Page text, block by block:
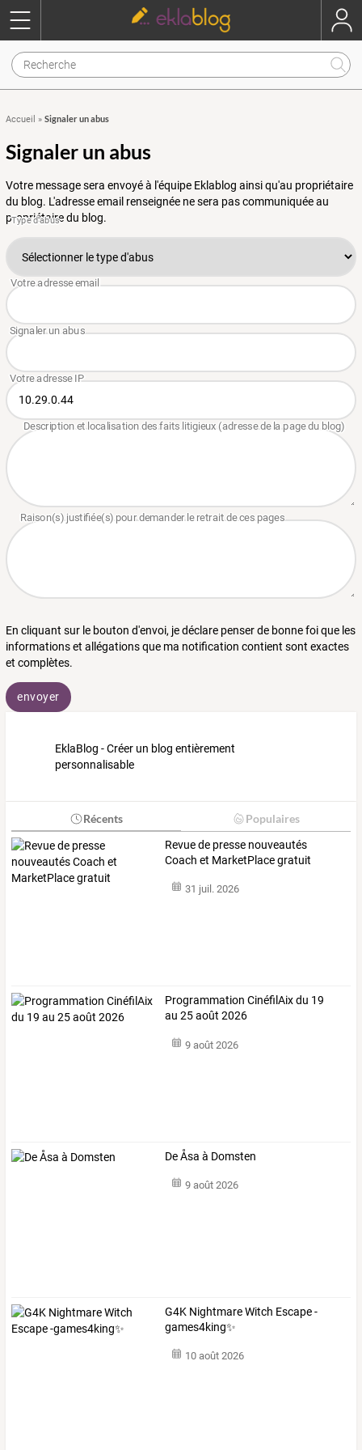
Accueil » Signaler un abus
Signaler un abus
Votre message sera envoyé à l'équipe Eklablog ainsi qu'au propriétaire
du blog. L'adresse email renseignée ne sera pas communiquée au
propriétaire du blog.
En cliquant sur le bouton d'envoi, je déclare penser de bonne foi que les
informations et allégations que ma notification contient sont exactes
et complètes.
envoyer
EklaBlog - Créer un blog entièrement
personnalisable
Récents Populaires
Revue de presse nouveautés
Coach et MarketPlace gratuit
31 juil. 2026
Programmation CinéfilAix du 19
au 25 août 2026
9 août 2026
De Åsa à Domsten
9 août 2026
G4K Nightmare Witch Escape -
games4king✨
10 août 2026